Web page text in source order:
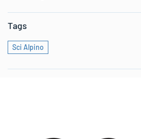
Tags
Sci Alpino